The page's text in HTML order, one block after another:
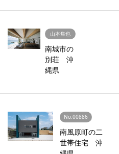
山本隼也
南城市の
別荘 沖
縄県
No.00886
南風原町の二
世帯住宅 沖